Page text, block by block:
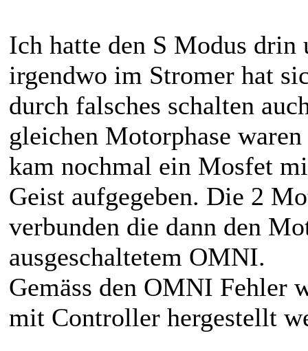
Ich hatte den S Modus drin
irgendwo im Stromer hat
durch falsches schalten
gleichen Motorphase
kam nochmal ein Mosfet
Geist aufgegeben. Die 2
verbunden die dann den
ausgeschaltetem OMNI.
Gemäss den OMNI Fehler
mit Controller hergestellt